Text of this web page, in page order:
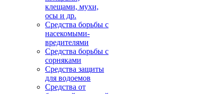
клещами, мухи,
осы и др.
Средства борьбы с
насекомыми-
вредителями
Средства борьбы с
сорняками
Средства защиты
для водоемов
Средства от